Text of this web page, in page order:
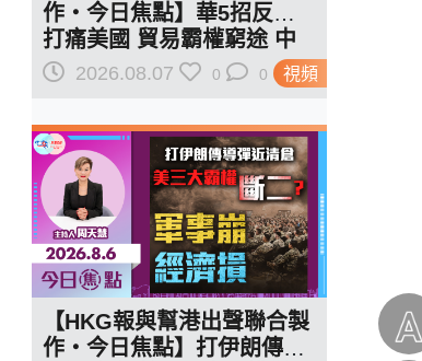
視頻
作‧今日焦點】華5招反制
打痛美國 貿易霸權窮途 中
國開新路
2026.08.07 0 0
【HKG報與幫港出聲聯合製
作‧今日焦點】打伊朗傳導